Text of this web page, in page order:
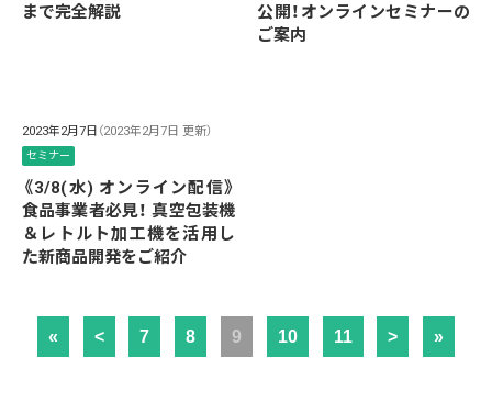
まで完全解説
公開！オンラインセミナーの
ご案内
2023年2月7日 （2023年2月7日 更新）
セミナー
《3/8(水) オンライン配信》
食品事業者必見！ 真空包装機
＆レトルト加工機を活用し
た新商品開発をご紹介
« < 7 8 9 10 11 > »